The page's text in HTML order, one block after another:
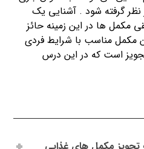
گرفته شود . آشنایی یک
مکمل ها در این زمینه حائز
مکمل مناسب با شرایط فردی
است که در این درس